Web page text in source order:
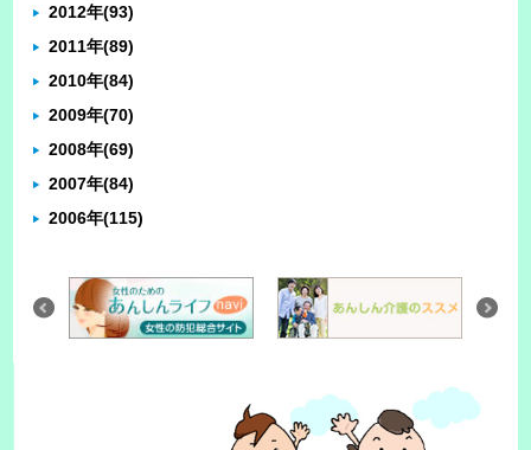
2012年(93)
2011年(89)
2010年(84)
2009年(70)
2008年(69)
2007年(84)
2006年(115)